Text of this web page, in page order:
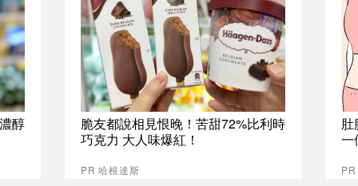
醇
脆友都說相見恨晚！苦甜72%比利時
巧克力 大人味爆紅！
PR 哈根達斯
肚
一